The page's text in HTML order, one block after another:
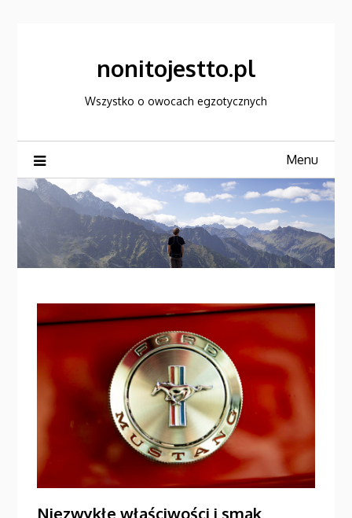
nonitojestto.pl
Wszystko o owocach egzotycznych
Menu
Niezwykłe właściwości i smak